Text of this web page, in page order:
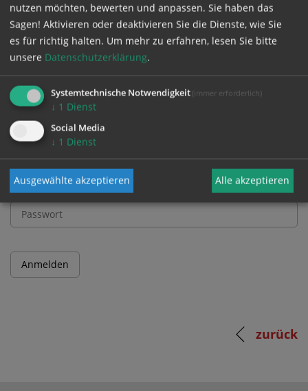
GESCHÜTZTER BEREICH
Bitte melden Sie sich mit Ihrem Benutzernamen
und Passwort an.
Benutzername
Passwort
zurück
nutzen möchten, bewerten und anpassen. Sie haben das
Sagen! Aktivieren oder deaktivieren Sie die Dienste, wie Sie
es für richtig halten. Um mehr zu erfahren, lesen Sie bitte
unsere Datenschutzerklärung.
Systemtechnische Notwendigkeit (immer erforderlich)
↓ 1 Dienst
Social Media
↓ 1 Dienst
Ausgewählte akzeptieren Alle akzeptieren